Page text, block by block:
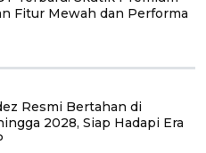
Fitur Mewah dan Performa
Resmi Bertahan di
2028, Siap Hadapi Era